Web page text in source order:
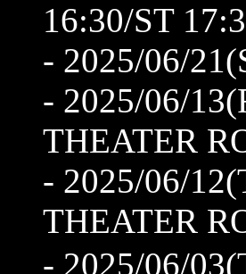
16:30/ST
- 2025/06/
- 2025/06/
THEATER
- 2025/06/
THEATER
- 2025/06/